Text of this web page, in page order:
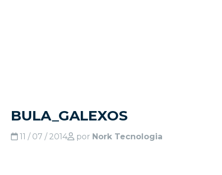
BULA_GALEXOS
11 / 07 / 2014 por Nork Tecnologia